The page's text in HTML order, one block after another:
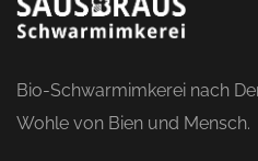
Bio-Schwarmimkerei nach
Wohle von Bien und Mensch.